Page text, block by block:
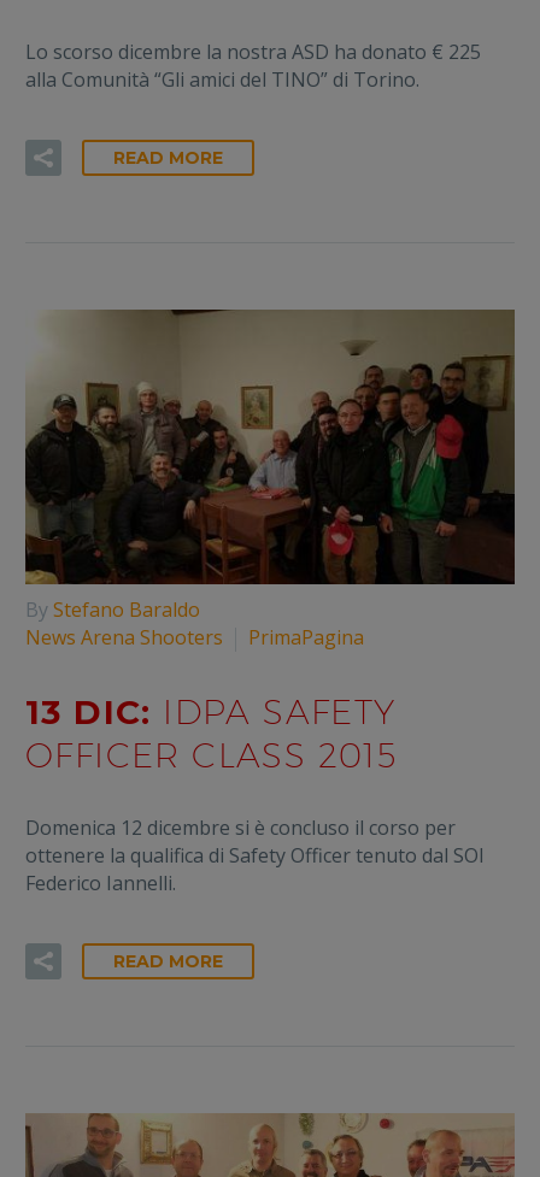
Lo scorso dicembre la nostra ASD ha donato € 225
alla Comunità “Gli amici del TINO” di Torino.
READ MORE
ByStefano Baraldo
News Arena Shooters
PrimaPagina
13 DIC: IDPA SAFETY
OFFICER CLASS 2015
Domenica 12 dicembre si è concluso il corso per
ottenere la qualifica di Safety Officer tenuto dal SOI
Federico Iannelli.
READ MORE